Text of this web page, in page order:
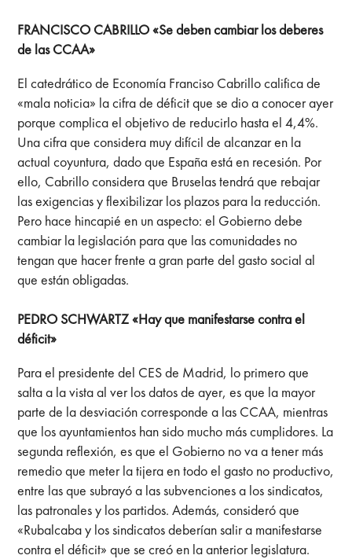
FRANCISCO CABRILLO «Se deben cambiar los deberes
de las CCAA»
El catedrático de Economía Franciso Cabrillo califica de
«mala noticia» la cifra de déficit que se dio a conocer ayer
porque complica el objetivo de reducirlo hasta el 4,4%.
Una cifra que considera muy difícil de alcanzar en la
actual coyuntura, dado que España está en recesión. Por
ello, Cabrillo considera que Bruselas tendrá que rebajar
las exigencias y flexibilizar los plazos para la reducción.
Pero hace hincapié en un aspecto: el Gobierno debe
cambiar la legislación para que las comunidades no
tengan que hacer frente a gran parte del gasto social al
que están obligadas.
PEDRO SCHWARTZ «Hay que manifestarse contra el
déficit»
Para el presidente del CES de Madrid, lo primero que
salta a la vista al ver los datos de ayer, es que la mayor
parte de la desviación corresponde a las CCAA, mientras
que los ayuntamientos han sido mucho más cumplidores. La
segunda reflexión, es que el Gobierno no va a tener más
remedio que meter la tijera en todo el gasto no productivo,
entre las que subrayó a las subvenciones a los sindicatos,
las patronales y los partidos. Además, consideró que
«Rubalcaba y los sindicatos deberían salir a manifestarse
contra el déficit» que se creó en la anterior legislatura.